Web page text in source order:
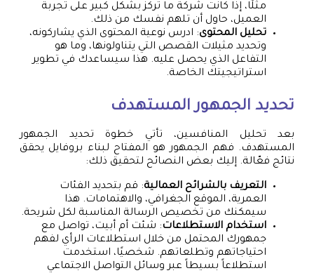
مثلًا، إذا كانت شركة ما تركز بشكل كبير على تجربة
العميل، حاول أن تلهم نفسك من ذلك.
تحليل المحتوى: ادرس نوعية المحتوى الذي يشاركونه،
وتحديد مثيلات القصص التي يتناولونها، وما هو
التفاعل الذي يحصل عليه. هذا سيساعدك في تطوير
استراتيجيتك الخاصة.
تحديد الجمهور المستهدف
بعد تحليل المنافسين، تأتي خطوة تحديد الجمهور
المستهدف. فهم الجمهور هو المفتاح لبناء بروفايل يحقق
نتائج فعّالة. إليك بعض النصائح لتحقيق ذلك:
التعريف بالشرائح العمالية: قم بتحديد الفئات
العمرية، الموقع الجغرافي، والاهتمامات. هذا
سيمكنك من تخصيص الرسالة المناسبة لكل شريحة.
استخدام الاستطلاعات: شئت أم أبيت، تواصل مع
جمهورك المحتمل من خلال استطلاعات الرأي لفهم
احتياجاتهم وتطلعاتهم. شخصيًا، استخدمت
استطلاعاً بسيطاً عبر وسائل التواصل الاجتماعي